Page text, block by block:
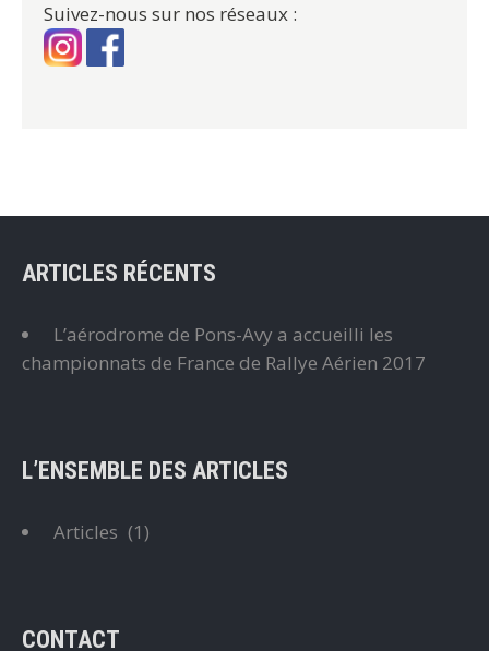
Suivez-nous sur nos réseaux :
ARTICLES RÉCENTS
L’aérodrome de Pons-Avy a accueilli les
championnats de France de Rallye Aérien 2017
L’ENSEMBLE DES ARTICLES
Articles (1)
CONTACT